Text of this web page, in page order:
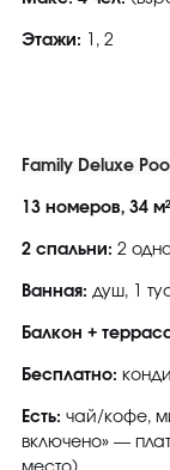
Этажи: 1, 2
Family Deluxe
13 номеров, 34 м²
2 спальни: 2
Ванная: душ, 1
Балкон +
Бесплатно:
Есть: чай/кофе,
включено» —